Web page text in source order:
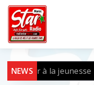
NEWS marocaine